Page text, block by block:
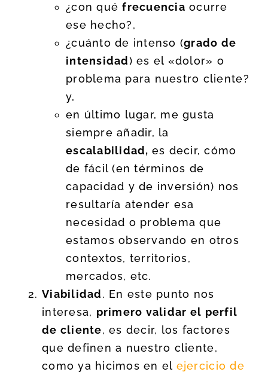
¿con quéfrecuencia ocurre
ese hecho?,
¿cuánto de intenso (grado de
intensidad) es el «dolor» o
problema para nuestro cliente?
y,
en último lugar, me gusta
siempre añadir, la
escalabilidad, es decir, cómo
de fácil (en términos de
capacidad y de inversión) nos
resultaría atender esa
necesidad o problema que
estamos observando en otros
contextos, territorios,
mercados, etc.
Viabilidad. En este punto nos
interesa, primero validar el perfil
de cliente, es decir, los factores
que definen a nuestro cliente,
como ya hicimos en el ejercicio de